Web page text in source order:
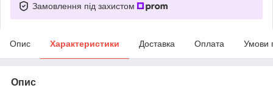
Замовлення під захистом
Опис Характеристики Доставка Оплата Умови
Опис